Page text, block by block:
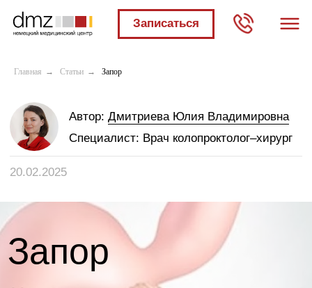
Записаться
Главная → Статьи → Запор
Мы в социальных
сетях:
20.02.2025
✓Возможность
контролировать ход лечения
Запор
Что это, почему
возникает и как
лечится.